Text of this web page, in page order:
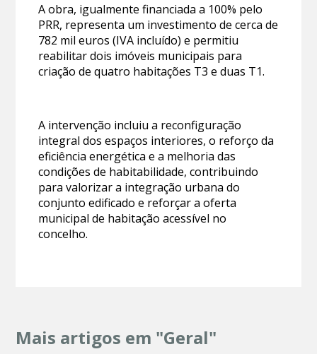
A obra, igualmente financiada a 100% pelo
PRR, representa um investimento de cerca de
782 mil euros (IVA incluído) e permitiu
reabilitar dois imóveis municipais para
criação de quatro habitações T3 e duas T1.
A intervenção incluiu a reconfiguração
integral dos espaços interiores, o reforço da
eficiência energética e a melhoria das
condições de habitabilidade, contribuindo
para valorizar a integração urbana do
conjunto edificado e reforçar a oferta
municipal de habitação acessível no
concelho.
Mais artigos em "Geral"